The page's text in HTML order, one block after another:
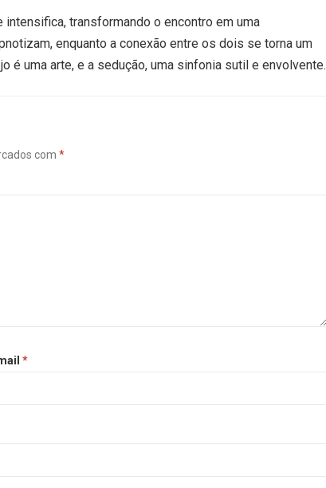
transformando o encontro em uma
enquanto a conexão entre os dois se torna um
é uma arte, e a sedução, uma sinfonia sutil e envolvente.
com*
*